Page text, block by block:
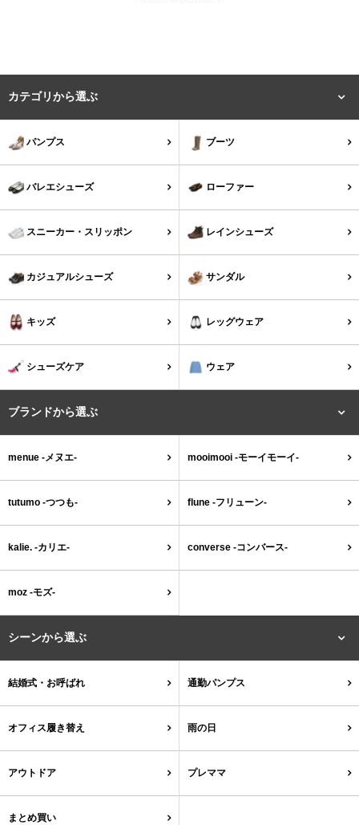
カテゴリから選ぶ
パンプス ブーツ
バレエシューズ ローファー
スニーカー・スリッポン レインシューズ
カジュアルシューズ サンダル
キッズ レッグウェア
シューズケア ウェア
ブランドから選ぶ
menue -メヌエ- mooimooi -モーイモーイ-
tutumo -つつも- flune -フリューン-
kalie. -カリエ- converse -コンバース-
moz -モズ-
シーンから選ぶ
結婚式・お呼ばれ 通勤パンプス
オフィス履き替え 雨の日
アウトドア プレママ
まとめ買い